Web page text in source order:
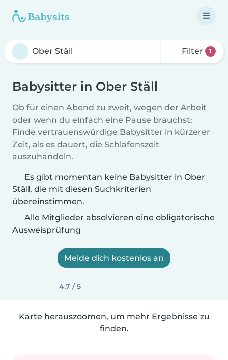
Filter 1
Babysitter in Ober Ställ
Ob für einen Abend zu zweit, wegen der Arbeit
oder wenn du einfach eine Pause brauchst:
Finde vertrauenswürdige Babysitter in kürzerer
Zeit, als es dauert, die Schlafenszeit
auszuhandeln.
Es gibt momentan keine Babysitter in Ober
Ställ, die mit diesen Suchkriterien
übereinstimmen.
Alle Mitglieder absolvieren eine obligatorische
Ausweisprüfung
Melde dich kostenlos an
4.7 / 5
Karte herauszoomen, um mehr Ergebnisse zu
finden.